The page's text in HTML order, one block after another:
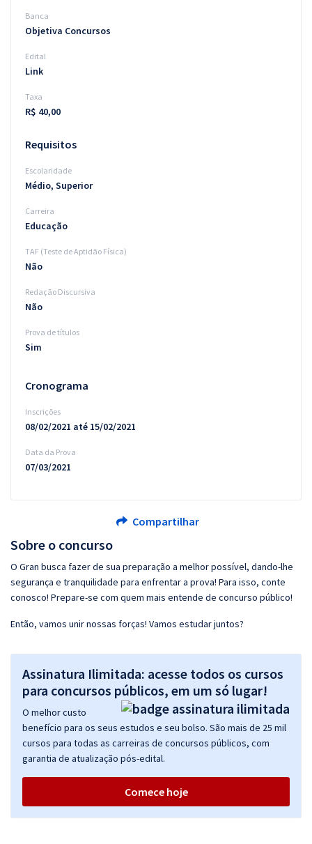
Sobre o concurso
O Gran busca fazer de sua preparação a melhor possível, dando-lhe
segurança e tranquilidade para enfrentar a prova! Para isso, conte
conosco! Prepare-se com quem mais entende de concurso público!
Então, vamos unir nossas forças! Vamos estudar juntos?
Assinatura Ilimitada: acesse todos os cursos
para concursos públicos, em um só lugar!
O melhor custo
benefício para os seus estudos e seu bolso. São mais de 25 mil
cursos para todas as carreiras de concursos públicos, com
garantia de atualização pós-edital.
Comece hoje
Banca
Objetiva Concursos
Edital
Link
Taxa
R$ 40,00
Requisitos
Escolaridade
Médio, Superior
Carreira
Educação
TAF (Teste de Aptidão Física)
Não
Redação Discursiva
Não
Prova de títulos
Sim
Cronograma
Inscrições
08/02/2021 até 15/02/2021
Data da Prova
07/03/2021
Compartilhar